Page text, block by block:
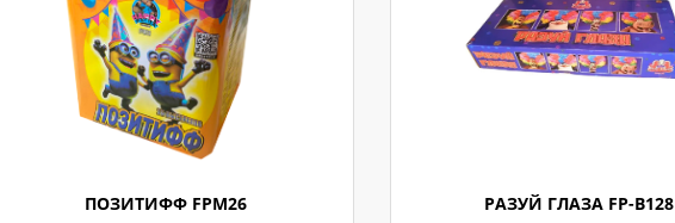
ПОЗИТИФФ FPM26 РАЗУЙ ГЛАЗА FP-B128